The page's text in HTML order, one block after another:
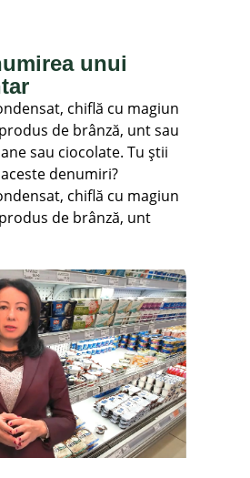
unui
chiflă cu magiun
de brânză, unt sau
sau ciocolate. Tu știi
denumiri?
chiflă cu magiun
de brânză, unt